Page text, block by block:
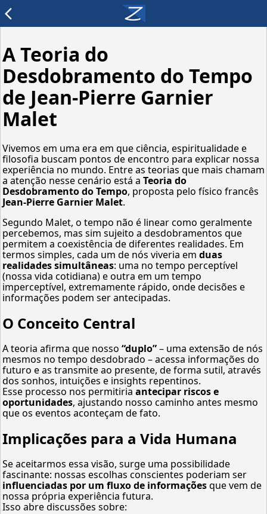
arrow_back_ios
A Teoria do
Desdobramento do Tempo
de Jean-Pierre Garnier
Malet
Vivemos em uma era em que ciência, espiritualidade e
filosofia buscam pontos de encontro para explicar nossa
experiência no mundo. Entre as teorias que mais chamam
a atenção nesse cenário está a Teoria do
Desdobramento do Tempo, proposta pelo físico francês
Jean-Pierre Garnier Malet.
Segundo Malet, o tempo não é linear como geralmente
percebemos, mas sim sujeito a desdobramentos que
permitem a coexistência de diferentes realidades. Em
termos simples, cada um de nós viveria em duas
realidades simultâneas: uma no tempo perceptível
(nossa vida cotidiana) e outra em um tempo
imperceptível, extremamente rápido, onde decisões e
informações podem ser antecipadas.
O Conceito Central
A teoria afirma que nosso “duplo”– uma extensão de nós
mesmos no tempo desdobrado – acessa informações do
futuro e as transmite ao presente, de forma sutil, através
dos sonhos, intuições e insights repentinos.
Esse processo nos permitiria antecipar riscos e
oportunidades, ajustando nosso caminho antes mesmo
que os eventos aconteçam de fato.
Implicações para a Vida Humana
Se aceitarmos essa visão, surge uma possibilidade
fascinante: nossas escolhas conscientes poderiam ser
influenciadas por um fluxo de informaçõesque vem de
nossa própria experiência futura.
Isso abre discussões sobre: